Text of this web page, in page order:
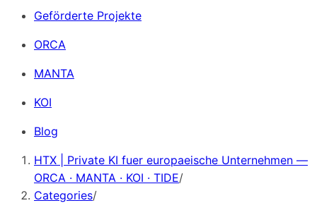
Geförderte Projekte
ORCA
MANTA
KOI
Blog
HTX | Private KI fuer europaeische Unternehmen —
ORCA · MANTA · KOI · TIDE/
Categories/